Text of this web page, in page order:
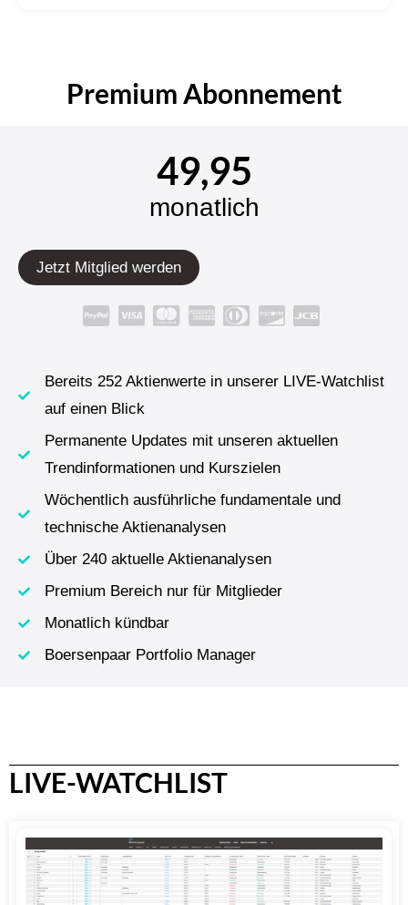
Premium Abonnement
49,95
monatlich
Jetzt Mitglied werden
Bereits 252 Aktienwerte in unserer LIVE-Watchlist
auf einen Blick
Permanente Updates mit unseren aktuellen
Trendinformationen und Kurszielen
Wöchentlich ausführliche fundamentale und
technische Aktienanalysen
Über 240 aktuelle Aktienanalysen
Premium Bereich nur für Mitglieder
Monatlich kündbar
Boersenpaar Portfolio Manager
LIVE-WATCHLIST